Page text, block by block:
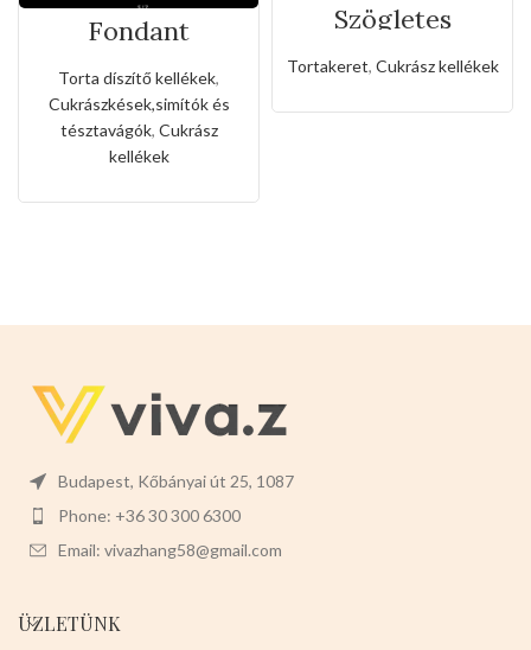
Fondant
mintázó,vágó
eszköz(3féle
fogaskerékkel)
Torta díszítő kellékek,
Cukrászkések,simítók és
tésztavágók, Cukrász
kellékek
Szögletes
rozsdamentes
állítható
sütőkeret-20cm
Tortakeret, Cukrász kellékek
Budapest, Kőbányai út 25, 1087
Phone: +36 30 300 6300
Email: vivazhang58@gmail.com
ÜZLETÜNK